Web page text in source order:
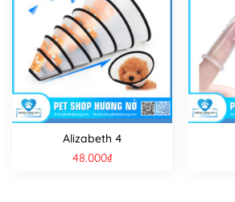
Alizabeth 4
48.000₫